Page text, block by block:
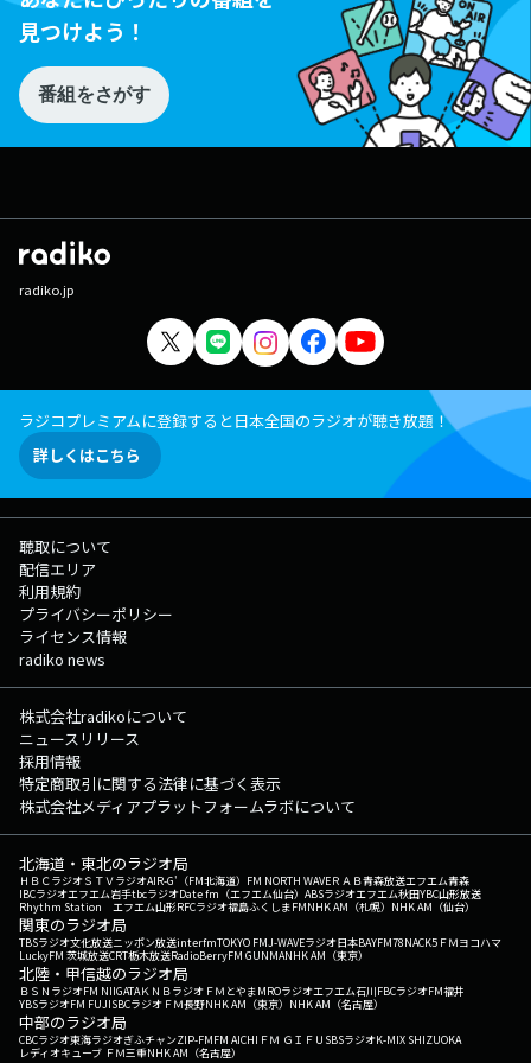
見つけよう！
番組をさがす
radiko.jp
ラジコプレミアムに登録すると日本全国のラジオが聴き放題！
詳しくはこちら
聴取について
配信エリア
利用規約
プライバシーポリシー
ライセンス情報
radiko news
株式会社radikoについて
ニュースリリース
採用情報
特定商取引に関する法律に基づく表示
株式会社メディアプラットフォームラボについて
北海道・東北のラジオ局
ＨＢＣラジオＳＴＶラジオAIR-G'（FM北海道） FM NORTH WAVEＲＡＢ青森放送エフエム青森
IBCラジオエフエム岩手tbcラジオDate fm（エフエム仙台） ABSラジオエフエム秋田YBC山形放送
Rhythm Station エフエム山形RFCラジオ福島ふくしまFMNHK AM（札幌） NHK AM（仙台）
関東のラジオ局
TBSラジオ文化放送ニッポン放送interfmTOKYO FMJ-WAVEラジオ日本BAYFM78NACK5 ＦＭヨコハマ
LuckyFM 茨城放送CRT栃木放送RadioBerryFM GUNMANHK AM（東京）
北陸・甲信越のラジオ局
ＢＳＮラジオFM NIIGATAＫＮＢラジオ ＦＭとやまMROラジオエフエム石川FBCラジオFM福井
YBSラジオFM FUJISBCラジオ ＦＭ長野NHK AM（東京） NHK AM（名古屋）
中部のラジオ局
CBCラジオ東海ラジオぎふチャンZIP-FMFM AICHI ＦＭ ＧＩＦＵ SBSラジオK-MIX SHIZUOKA
レディオキューブ ＦＭ三重NHK AM（名古屋）